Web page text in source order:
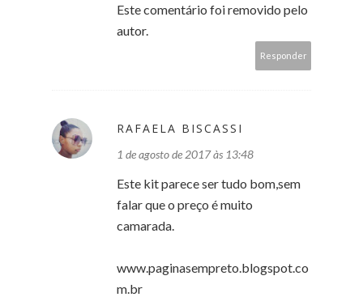
Este comentário foi removido pelo
autor.
Responder
RAFAELA BISCASSI
1 de agosto de 2017 às 13:48
Este kit parece ser tudo bom,sem
falar que o preço é muito
camarada.
www.paginasempreto.blogspot.co
m.br